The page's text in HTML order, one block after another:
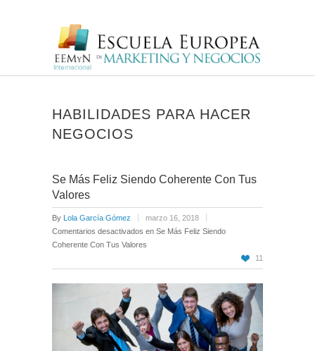
HABILIDADES PARA HACER
NEGOCIOS
Se Más Feliz Siendo Coherente Con Tus
Valores
By Lola García Gómez
marzo 16, 2018
Comentarios desactivados en Se Más Feliz Siendo
Coherente Con Tus Valores
11